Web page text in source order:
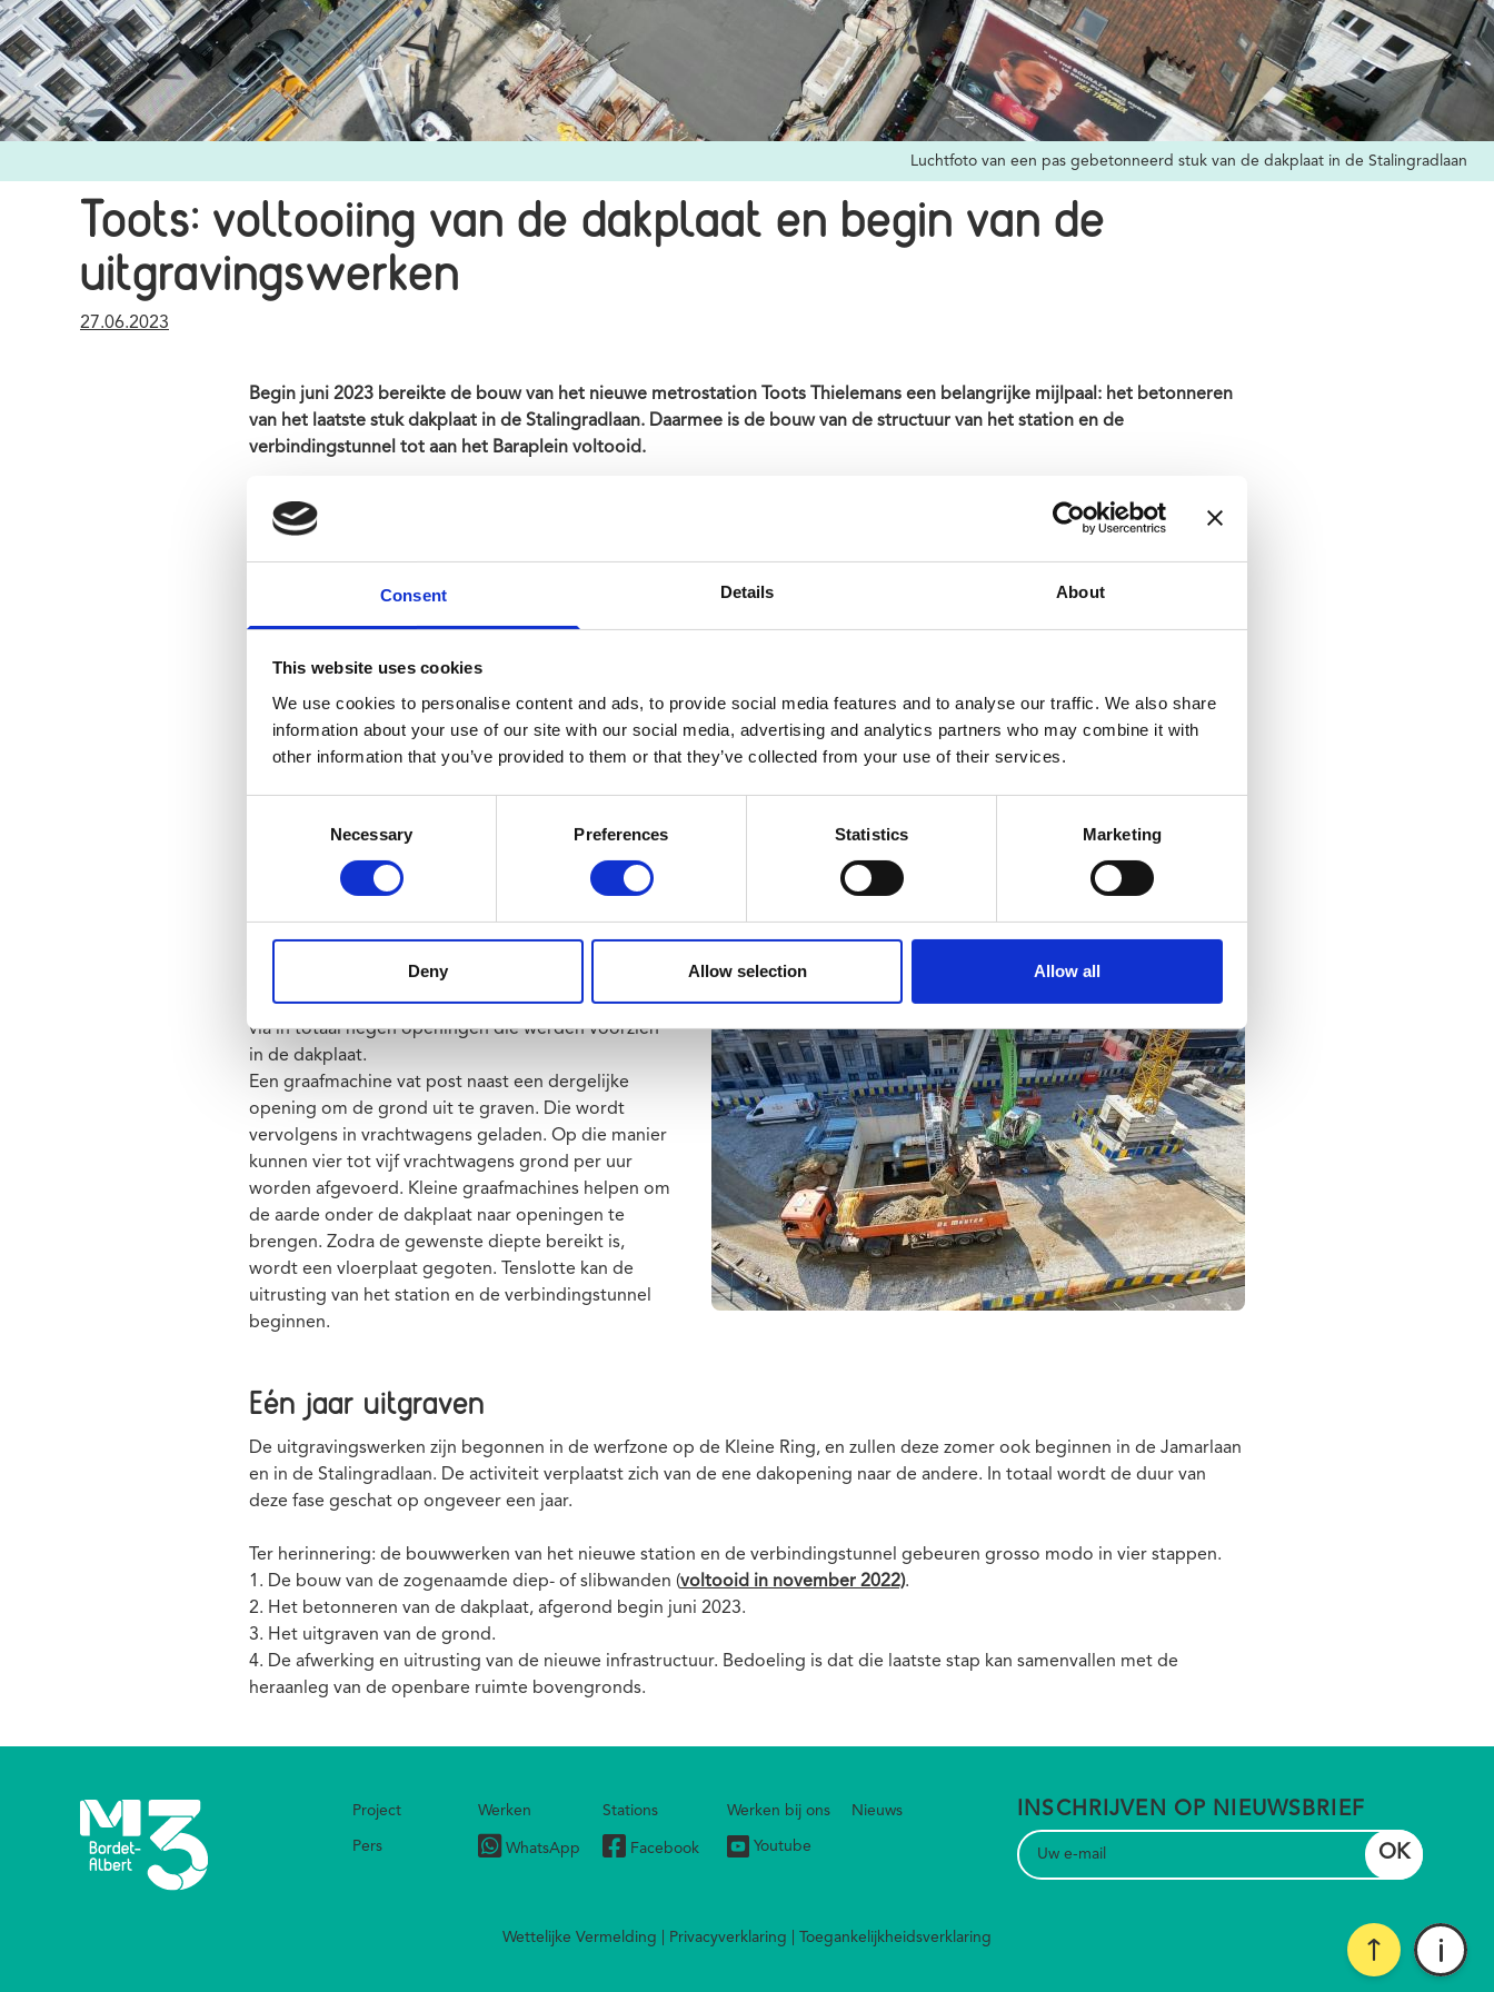
Consent Details About
This website uses cookies
We use cookies to personalise content and ads, to provide social media features and to analyse our traffic. We also share
information about your use of our site with our social media, advertising and analytics partners who may combine it with
other information that you’ve provided to them or that they’ve collected from your use of their services.
Necessary Preferences Statistics Marketing
Deny Allow selection Allow all
Luchtfoto van een pas gebetonneerd stuk van de dakplaat in de Stalingradlaan
Toots: voltooiing van de dakplaat en begin van de
uitgravingswerken
Publication
27.06.2023
Begin juni 2023 bereikte de bouw van het nieuwe metrostation Toots Thielemans een belangrijke mijlpaal: het betonneren
van het laatste stuk dakplaat in de Stalingradlaan. Daarmee is de bouw van de structuur van het station en de
verbindingstunnel tot aan het Baraplein voltooid.
Bekijk hier een video met meer uitleg:
volgende stap: het uitgraven van de grond tussen de
reeds gebouwde muren en de dakplaat. Dit gebeurt
via in totaal negen openingen die werden voorzien
in de dakplaat.
Een graafmachine vat post naast een dergelijke
opening om de grond uit te graven. Die wordt
vervolgens in vrachtwagens geladen. Op die manier
kunnen vier tot vijf vrachtwagens grond per uur
worden afgevoerd. Kleine graafmachines helpen om
de aarde onder de dakplaat naar openingen te
brengen. Zodra de gewenste diepte bereikt is,
wordt een vloerplaat gegoten. Tenslotte kan de
uitrusting van het station en de verbindingstunnel
beginnen.
Eén jaar uitgraven
De uitgravingswerken zijn begonnen in de werfzone op de Kleine Ring, en zullen deze zomer ook beginnen in de Jamarlaan
en in de Stalingradlaan. De activiteit verplaatst zich van de ene dakopening naar de andere. In totaal wordt de duur van
deze fase geschat op ongeveer een jaar.
Ter herinnering: de bouwwerken van het nieuwe station en de verbindingstunnel gebeuren grosso modo in vier stappen.
1. De bouw van de zogenaamde diep- of slibwanden (voltooid in november 2022).
2. Het betonneren van de dakplaat, afgerond begin juni 2023.
3. Het uitgraven van de grond.
4. De afwerking en uitrusting van de nieuwe infrastructuur. Bedoeling is dat die laatste stap kan samenvallen met de
heraanleg van de openbare ruimte bovengronds.
Footer
Project
Pers
Werken
WhatsApp
Stations
Facebook
Werken bij ons
Youtube
Nieuws INSCHRIJVEN OP NIEUWSBRIEF
Wettelijke Vermelding Privacyverklaring Toegankelijkheidsverklaring